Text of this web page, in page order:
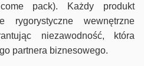
pack). Każdy produkt
rygorystyczne wewnętrzne
niezawodność, która
partnera biznesowego.